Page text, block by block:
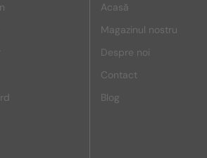
Acasă
Magazinul nostru
Despre noi
Contact
Blog